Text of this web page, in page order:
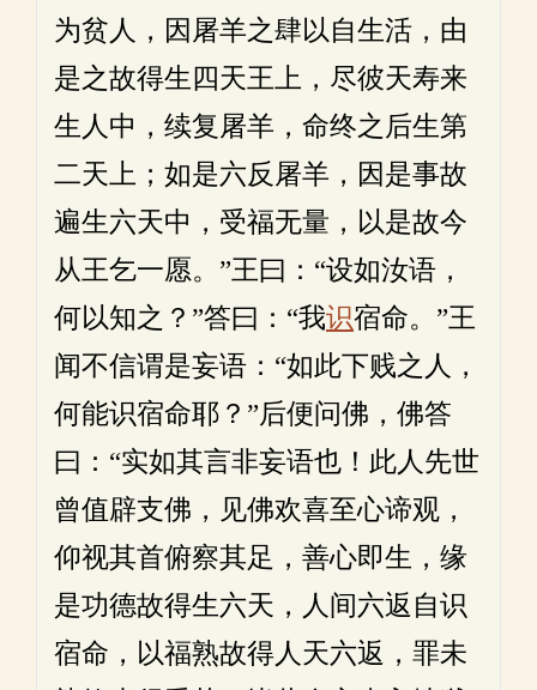
为贫人，因屠羊之肆以自生活，由
是之故得生四天王上，尽彼天寿来
生人中，续复屠羊，命终之后生第
二天上；如是六反屠羊，因是事故
遍生六天中，受福无量，以是故今
从王乞一愿。”王曰：“设如汝语，
何以知之？”答曰：“我识宿命。”王
闻不信谓是妄语：“如此下贱之人，
何能识宿命耶？”后便问佛，佛答
曰：“实如其言非妄语也！此人先世
曾值辟支佛，见佛欢喜至心谛观，
仰视其首俯察其足，善心即生，缘
是功德故得生六天，人间六返自识
宿命，以福熟故得人天六返，罪未